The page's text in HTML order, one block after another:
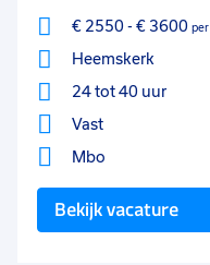
€ 2550- € 3600
Heemskerk
24 tot 40 uur
Vast
Mbo
Bekijk vacature